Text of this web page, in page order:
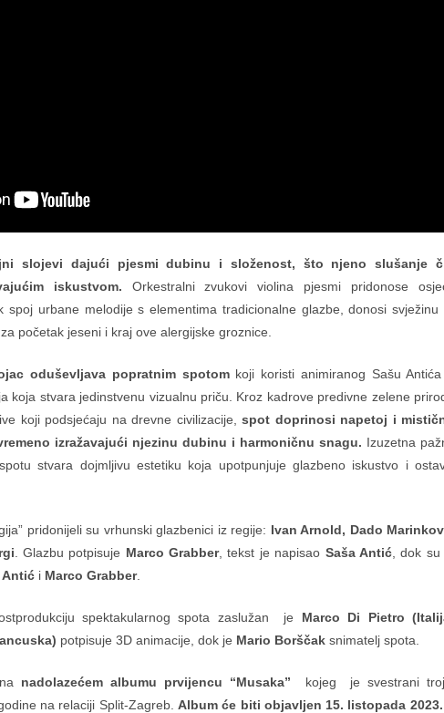
slojevi dajući pjesmi dubinu i složenost, što njeno slušanje
iskustvom. Orkestralni zvukovi violina pjesmi pridonose
spoj urbane melodije s elementima tradicionalne glazbe, donosi svježinu
početak jeseni i kraj ove alergijske groznice.
oduševljava popratnim spotomkoji koristi animiranog Sašu
koja stvara jedinstvenu vizualnu priču. Kroz kadrove predivne zelene
koji podsjećaju na drevne civilizacije,spot doprinosi napetoj i
izražavajući njezinu dubinu i harmoničnu snagu. Izuzetna
stvara dojmljivu estetiku koja upotpunjuje glazbeno iskustvo i
pridonijeli su vrhunski glazbenici iz regije: Ivan Arnold, Dado
. Glazbu potpisuje Marco Grabber, tekst je napisao Saša Antić, dok su
Antić i Marco Grabber.
spektakularnog spota zaslužan je Marco Di Pietro
potpisuje 3D animacije, dok je Mario Borščak snimatelj spota.
nadolazećem albumu prvijencu “Musaka” kojeg je svestrani
na relaciji Split-Zagreb. Album će biti objavljen 15. listopada